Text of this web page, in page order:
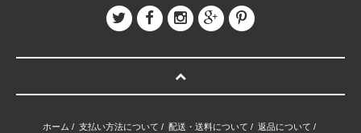
ホーム / 支払い方法について / 配送・送料について / 返品について /